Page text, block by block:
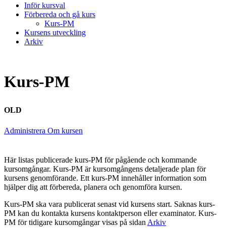
Inför kursval
Förbereda och gå kurs
Kurs-PM
Kursens utveckling
Arkiv
Kurs-PM
OLD
Administrera Om kursen
Här listas publicerade kurs-PM för pågående och kommande
kursomgångar. Kurs-PM är kursomgångens detaljerade plan för
kursens genomförande. Ett kurs-PM innehåller information som
hjälper dig att förbereda, planera och genomföra kursen.
Kurs-PM ska vara publicerat senast vid kursens start. Saknas kurs-
PM kan du kontakta kursens kontaktperson eller examinator. Kurs-
PM för tidigare kursomgångar visas på sidan Arkiv